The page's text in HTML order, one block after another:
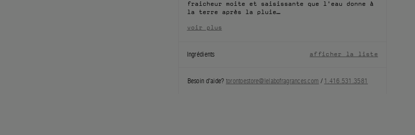
fraicheur moite et saisissante que l'eau donne à
la terre après la pluie…
voir plus
Ingrédients afficher la liste
Besoin d'aide? torontoestore@lelabofragrances.com / 1.416.531.3581